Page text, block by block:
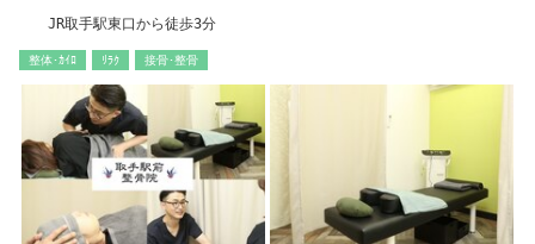
JR取手駅東口から徒歩3分
整体･ｶｲﾛ ﾘﾗｸ 接骨･整骨